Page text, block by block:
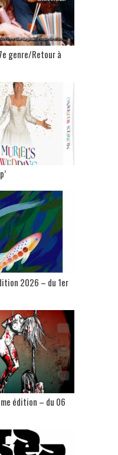
genre/Retour à
2026 – du 1er
édition – du 06